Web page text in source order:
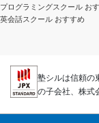
プログラミングスクール お
英会話スクール おすすめ
塾シルは信頼の
の子会社、株式